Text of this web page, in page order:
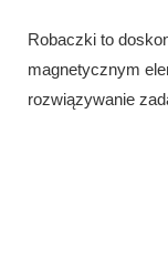
Robaczki to
magnetycznym
rozwiązywanie